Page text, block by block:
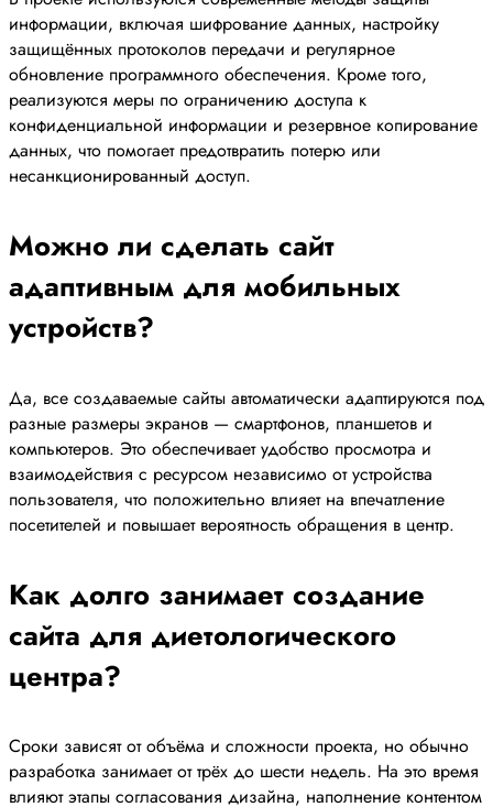
информации, включая шифрование данных, настройку
защищённых протоколов передачи и регулярное
обновление программного обеспечения. Кроме того,
реализуются меры по ограничению доступа к
конфиденциальной информации и резервное копирование
данных, что помогает предотвратить потерю или
несанкционированный доступ.
Можно ли сделать сайт
адаптивным для мобильных
устройств?
Да, все создаваемые сайты автоматически адаптируются под
разные размеры экранов — смартфонов, планшетов и
компьютеров. Это обеспечивает удобство просмотра и
взаимодействия с ресурсом независимо от устройства
пользователя, что положительно влияет на впечатление
посетителей и повышает вероятность обращения в центр.
Как долго занимает создание
сайта для диетологического
центра?
Сроки зависят от объёма и сложности проекта, но обычно
разработка занимает от трёх до шести недель. На это время
влияют этапы согласования дизайна, наполнение контентом